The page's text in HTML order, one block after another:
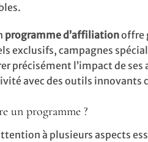
programme d’affiliationoffre
exclusifs, campagnes
précisément l’impact de
avec des outils innovants
un programme ?
à plusieurs aspects